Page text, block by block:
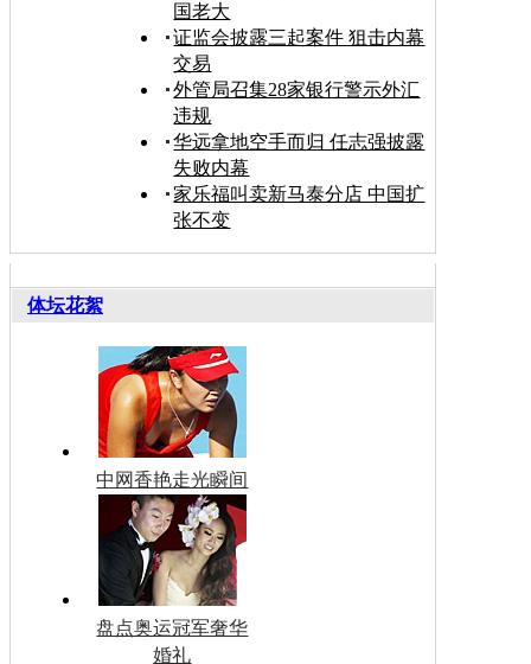
国老大
证监会披露三起案件 狙击内幕
交易
外管局召集28家银行警示外汇
违规
华远拿地空手而归 任志强披露
失败内幕
家乐福叫卖新马泰分店 中国扩
张不变
体坛花絮
中网香艳走光瞬间
盘点奥运冠军奢华
婚礼